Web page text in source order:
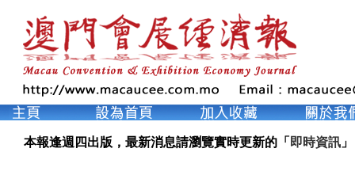
本報逢週四出版，最新消息請瀏覽實時更新的「 即時資訊 」